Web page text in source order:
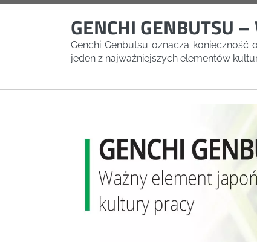
GENCHI GENBUTSU
Genchi Genbutsu oznacza
jeden z najważniejszych elementów